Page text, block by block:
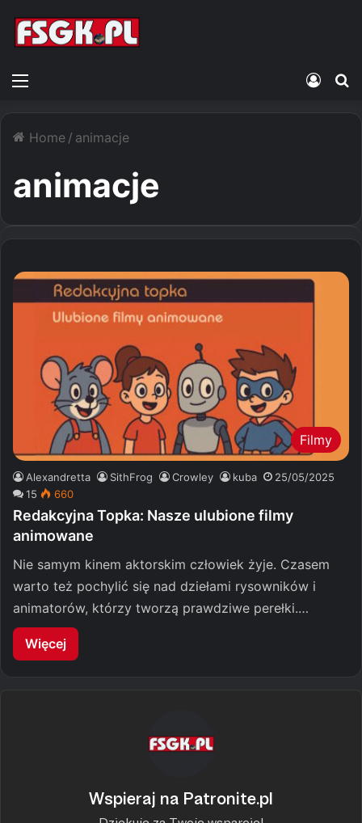
Home / animacje
animacje
Filmy
Alexandretta SithFrog Crowley kuba
25/05/2025
15
660
Redakcyjna Topka: Nasze ulubione filmy
animowane
Nie samym kinem aktorskim człowiek żyje. Czasem
warto też pochylić się nad dziełami rysowników i
animatorów, którzy tworzą prawdziwe perełki.…
Więcej